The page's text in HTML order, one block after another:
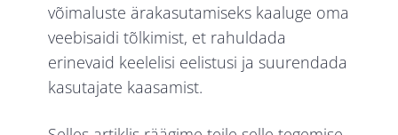
võimaluste ärakasutamiseks kaaluge oma
veebisaidi tõlkimist, et rahuldada
erinevaid keelelisi eelistusi ja suurendada
kasutajate kaasamist.